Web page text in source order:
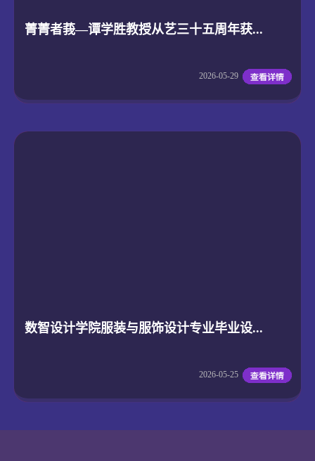
菁菁者莪—谭学胜教授从艺三十五周年获...
2026-05-29
数智设计学院服装与服饰设计专业毕业设...
2026-05-25